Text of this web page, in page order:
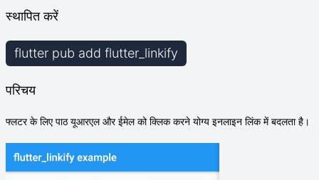
स्थापित करें
flutter pub add flutter_linkify
परिचय
फ्लटर के लिए पाठ यूआरएल और ईमेल को क्लिक करने योग्य इनलाइन लिंक में बदलता है।